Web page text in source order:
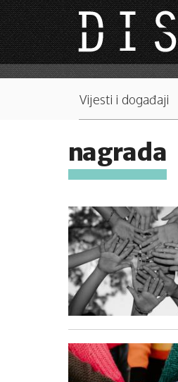
Skip to main content
Main menu
Vijesti i događaji
nagrada